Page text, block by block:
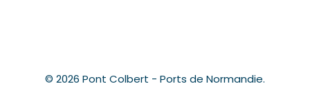
© 2026 Pont Colbert - Ports de Normandie.